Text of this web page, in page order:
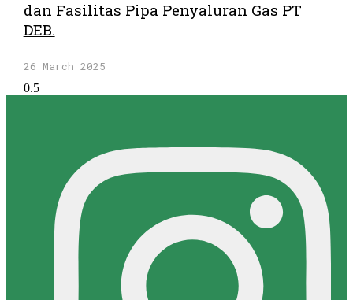
dan Fasilitas Pipa Penyaluran Gas PT
DEB.
26 March 2025